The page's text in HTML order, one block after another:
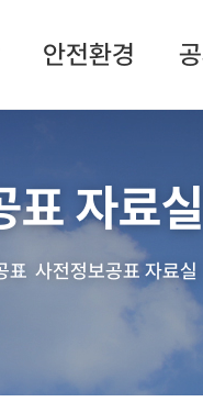
안전환경
표 자료실
표 사전정보공표 자료실